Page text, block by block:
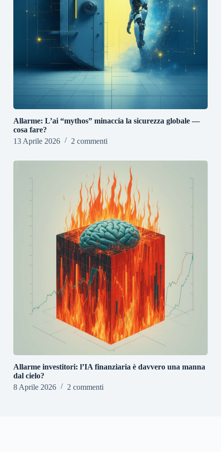
Allarme: L’ai “mythos” minaccia la sicurezza globale —
cosa fare?
13 Aprile 2026
2 commenti
Allarme investitori: l’IA finanziaria è davvero una manna
dal cielo?
8 Aprile 2026
2 commenti